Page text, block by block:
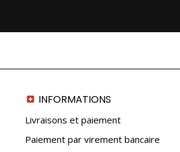
INFORMATIONS
Livraisons et paiement
Paiement par virement bancaire